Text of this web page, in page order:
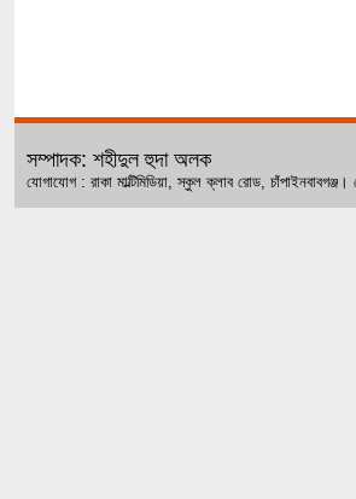
সম্পাদক: শহীদুল হুদা অলক
যোগাযোগ : রাকা মাল্টিমিডিয়া, স্কুল ক্লাব রোড,